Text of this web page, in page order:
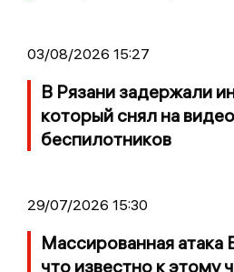
03/08/2026 15:27
В Рязани задержали
который снял на
беспилотников
29/07/2026 15:30
Массированная атака
что известно к этому